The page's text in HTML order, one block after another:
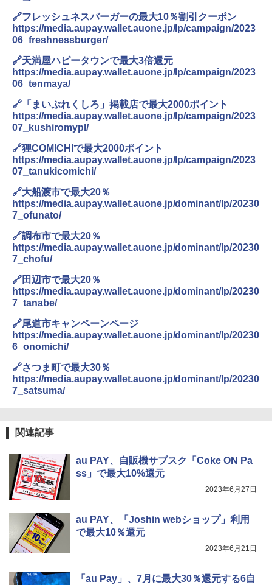
🔗フレッシュネスバーガーの最大10％割引クーポン
https://media.aupay.wallet.auone.jp/lp/campaign/2023
06_freshnessburger/
🔗天満屋ハピータウンで最大3倍還元
https://media.aupay.wallet.auone.jp/lp/campaign/2023
06_tenmaya/
🔗「まいぷれくしろ」掲載店で最大2000ポイント
https://media.aupay.wallet.auone.jp/lp/campaign/2023
07_kushiromypl/
🔗狸COMICHIで最大2000ポイント
https://media.aupay.wallet.auone.jp/lp/campaign/2023
07_tanukicomichi/
🔗大船渡市で最大20％
https://media.aupay.wallet.auone.jp/dominant/lp/20230
7_ofunato/
🔗調布市で最大20％
https://media.aupay.wallet.auone.jp/dominant/lp/20230
7_chofu/
🔗田辺市で最大20％
https://media.aupay.wallet.auone.jp/dominant/lp/20230
7_tanabe/
🔗尾道市キャンペーンページ
https://media.aupay.wallet.auone.jp/dominant/lp/20230
6_onomichi/
🔗さつま町で最大30％
https://media.aupay.wallet.auone.jp/dominant/lp/20230
7_satsuma/
関連記事
au PAY、自販機サブスク「Coke ON Pa
ss」で最大10%還元
2023年6月27日
au PAY、「Joshin webショップ」利用
で最大10％還元
2023年6月21日
「au Pay」、7月に最大30％還元する6自